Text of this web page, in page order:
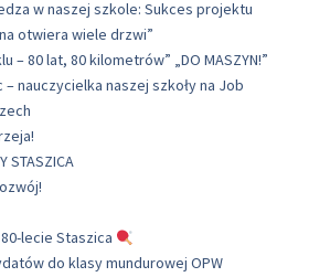
w naszej szkole: Sukces projektu
otwiera wiele drzwi”
– 80 lat, 80 kilometrów” „DO MASZYN!”
nauczycielka naszej szkoły na Job
STASZICA
lecie Staszica
do klasy mundurowej OPW